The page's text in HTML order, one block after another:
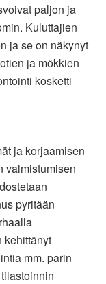
paljon ja
Kuluttajien
ja se on näkynyt
ja mökkien
kosketti
ja korjaamisen
valmistumisen
pyritään
kehittänyt
mm. parin